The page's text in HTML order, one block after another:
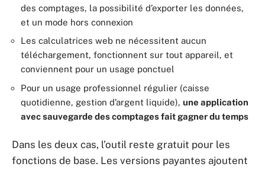
des comptages, la possibilité d’exporter les données,
et un mode hors connexion
Les calculatrices web ne nécessitent aucun
téléchargement, fonctionnent sur tout appareil, et
conviennent pour un usage ponctuel
Pour un usage professionnel régulier (caisse
quotidienne, gestion d’argent liquide), une application
avec sauvegarde des comptages fait gagner du temps
Dans les deux cas, l’outil reste gratuit pour les
fonctions de base. Les versions payantes ajoutent